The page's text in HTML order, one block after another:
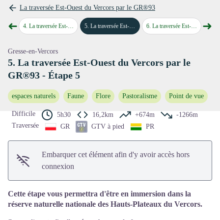
Voir l'image en plein écran
La traversée Est-Ouest du Vercors par le GR®93
➜Étape précédente
4. La traversée Est-Ouest du Vercors par le GR®93 - Étape 4 5.La traversée Est-Ouest du Vercors par le GR®93 - Étape 5 6. La traversée Est-Ouest du Vercors par le GR®93 - Étape 6 7.
➜
Gresse-en-Vercors
5. La traversée Est-Ouest du Vercors par le
GR®93 - Étape 5
espaces naturels Faune Flore Pastoralisme Point de vue
Difficile 5h30 16,2km +674m
-1266m
Traversée
GR GTV à pied PR
Embarquer cet élément afin d'y avoir accès hors
connexion
Cette étape vous permettra d'être en immersion dans la
réserve naturelle nationale des Hauts-Plateaux du Vercors.